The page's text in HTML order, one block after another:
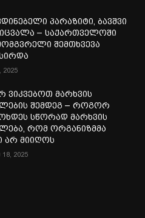
პარაზიტი, ბავშვი
– საქართველოში
შემთხვევა
2025
მარხვის
შემდეგ – როგორ
სწორად მარხვის
რომ ორგანიზმმა
არ მიიღოს
2025